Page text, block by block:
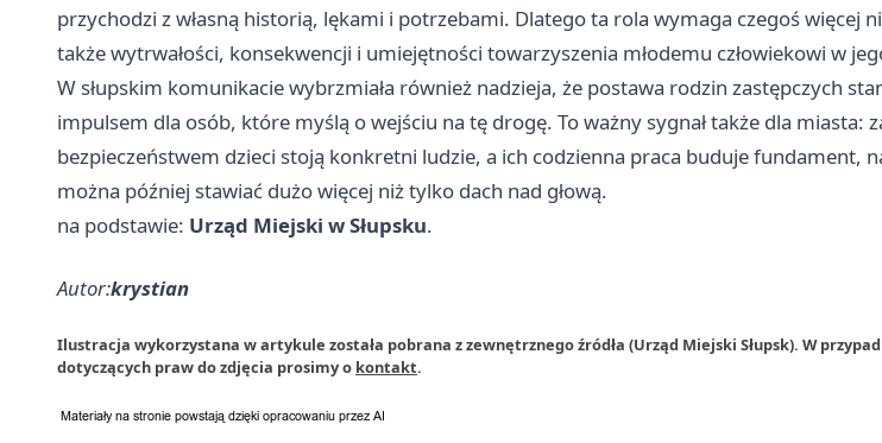
przychodzi z własną historią, lękami i potrzebami. Dlatego ta rola wymaga czegoś więcej
także wytrwałości, konsekwencji i umiejętności towarzyszenia młodemu człowiekowi w
W słupskim komunikacie wybrzmiała również nadzieja, że postawa rodzin zastępczych
impulsem dla osób, które myślą o wejściu na tę drogę. To ważny sygnał także dla miasta:
bezpieczeństwem dzieci stoją konkretni ludzie, a ich codzienna praca buduje fundament,
można później stawiać dużo więcej niż tylko dach nad głową.
na podstawie: Urząd Miejski w Słupsku.
Autor:krystian
Ilustracja wykorzystana w artykule została pobrana z zewnętrznego źródła (Urząd Miejski Słupsk). W
dotyczących praw do zdjęcia prosimy o kontakt.